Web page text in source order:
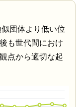
団体より低い位
も世代間におけ
点から適切な起